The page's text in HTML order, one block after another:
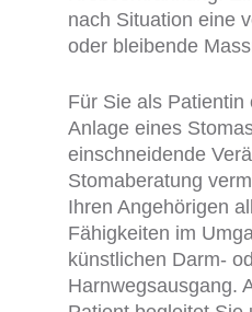
nach Situation eine
oder bleibende
Für Sie als
Anlage eines
einschneidende
Stomaberatung
Ihren Angehörigen
Fähigkeiten im
künstlichen Darm-
Harnwegsausgang.